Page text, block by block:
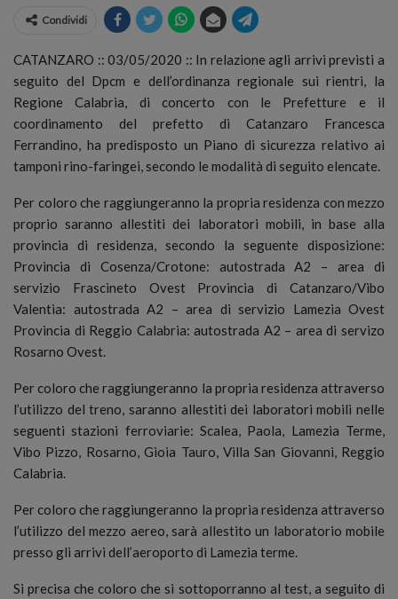
Condividi
CATANZARO :: 03/05/2020 :: In relazione agli arrivi previsti a
seguito del Dpcm e dell’ordinanza regionale sui rientri, la
Regione Calabria, di concerto con le Prefetture e il
coordinamento del prefetto di Catanzaro Francesca
Ferrandino, ha predisposto un Piano di sicurezza relativo ai
tamponi rino-faringei, secondo le modalità di seguito elencate.
Per coloro che raggiungeranno la propria residenza con mezzo
proprio saranno allestiti dei laboratori mobili, in base alla
provincia di residenza, secondo la seguente disposizione:
Provincia di Cosenza/Crotone: autostrada A2 – area di
servizio Frascineto Ovest Provincia di Catanzaro/Vibo
Valentia: autostrada A2 – area di servizio Lamezia Ovest
Provincia di Reggio Calabria: autostrada A2 – area di servizo
Rosarno Ovest.
Per coloro che raggiungeranno la propria residenza attraverso
l’utilizzo del treno, saranno allestiti dei laboratori mobili nelle
seguenti stazioni ferroviarie: Scalea, Paola, Lamezia Terme,
Vibo Pizzo, Rosarno, Gioia Tauro, Villa San Giovanni, Reggio
Calabria.
Per coloro che raggiungeranno la propria residenza attraverso
l’utilizzo del mezzo aereo, sarà allestito un laboratorio mobile
presso gli arrivi dell’aeroporto di Lamezia terme.
Si precisa che coloro che si sottoporranno al test, a seguito di